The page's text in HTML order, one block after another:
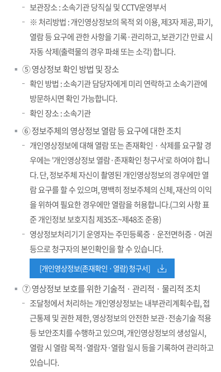
보관장소 : 소속기관 당직실 및 CCTV운영부서
※ 처리방법 : 개인영상정보의 목적 외 이용, 제3자 제공, 파기,
열람 등 요구에 관한 사항을 기록·관리하고, 보관기간 만료 시
자동 삭제(출력물의 경우 파쇄 또는 소각) 합니다.
⑤ 영상정보 확인 방법 및 장소
확인 방법 : 소속기관 담당자에게 미리 연락하고 소속기관에
방문하시면 확인 가능합니다.
확인 장소 : 소속기관
⑥ 정보주체의 영상정보 열람 등 요구에 대한 조치
개인영상정보에 대해 열람 또는 존재확인 · 삭제를 요구할 경
우에는 '개인영상정보 열람·존재확인 청구서'로 하여야 합니
다. 단, 정보주체 자신이 촬영된 개인영상정보의 경우에만 열
람 요구를 할 수 있으며, 명백히 정보주체의 신체, 재산의 이익
을 위하여 필요한 경우에만 열람을 허용합니다.(그외 사항 표
준 개인정보 보호지침 제35조~제48조 준용)
영상정보처리기기 운영자는 주민등록증 · 운전면허증 · 여권
등으로 청구자의 본인확인을 할 수 있습니다.
[개인영상정보(존재확인 · 열람) 청구서]
⑦ 영상정보 보호를 위한 기술적 · 관리적 · 물리적 조치
조달청에서 처리하는 개인영상정보는 내부관리계획수립, 접
근통제 및 권한 제한, 영상정보의 안전한 보관·전송기술 적용
등 보안조치를 수행하고 있으며, 개인영상정보의 생성일시,
열람 시 열람 목적·열람자·열람 일시 등을 기록하여 관리하고
있습니다.